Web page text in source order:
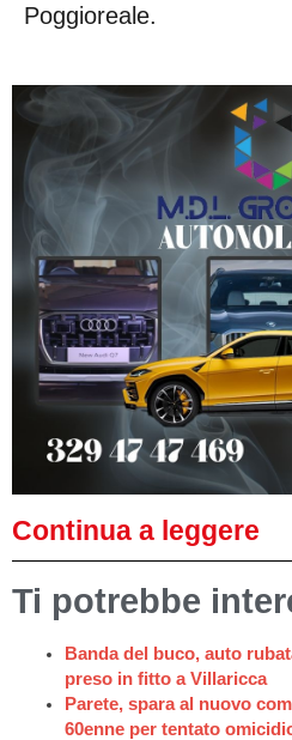
Poggioreale.
Continua a leggere
Ti potrebbe
Banda del buco, auto
preso in fitto a Villaricca
Parete, spara al nuovo
60enne per tentato